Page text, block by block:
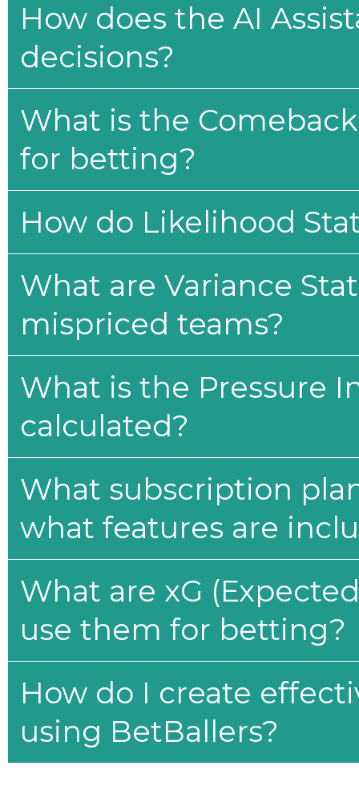
How does the AI
decisions?
What is the
for betting?
How do Likelihood
What are Variance
mispriced teams?
What is the Pressure
calculated?
What subscription
what features are
What are xG
use them for betting?
How do I create
using BetBallers?